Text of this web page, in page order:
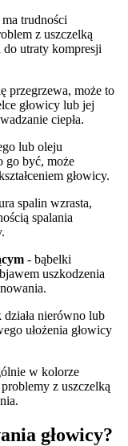
trudności
z uszczelką
do utraty kompresji
przegrzewa, może to
głowicy lub jej
ciepła.
lub oleju
go być, może
głowicy.
spalin wzrasta,
spalania
- bąbelki
uszkodzenia
nierówno lub
ułożenia głowicy
w kolorze
z uszczelką
głowicy?